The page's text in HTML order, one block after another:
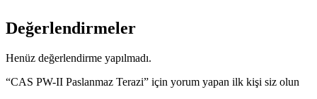
Değerlendirmeler
Henüz değerlendirme yapılmadı.
“CAS PW-II Paslanmaz Terazi” için yorum yapan ilk kişi siz olun